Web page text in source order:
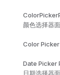
颜色选择器
Color Picker
Date Picker
日期选择器
下拉